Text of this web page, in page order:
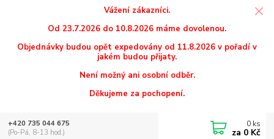
Vážení zákazníci.
Od 23.7.2026 do 10.8.2026 máme dovolenou.
Objednávky budou opět expedovány od 11.8.2026 v pořadí v
jakém budou přijaty.
Není možný ani osobní odběr.
Děkujeme za pochopení.
+420 735 044 675
(Po-Pá, 8-13 hod.)
0 ks
za 0 Kč